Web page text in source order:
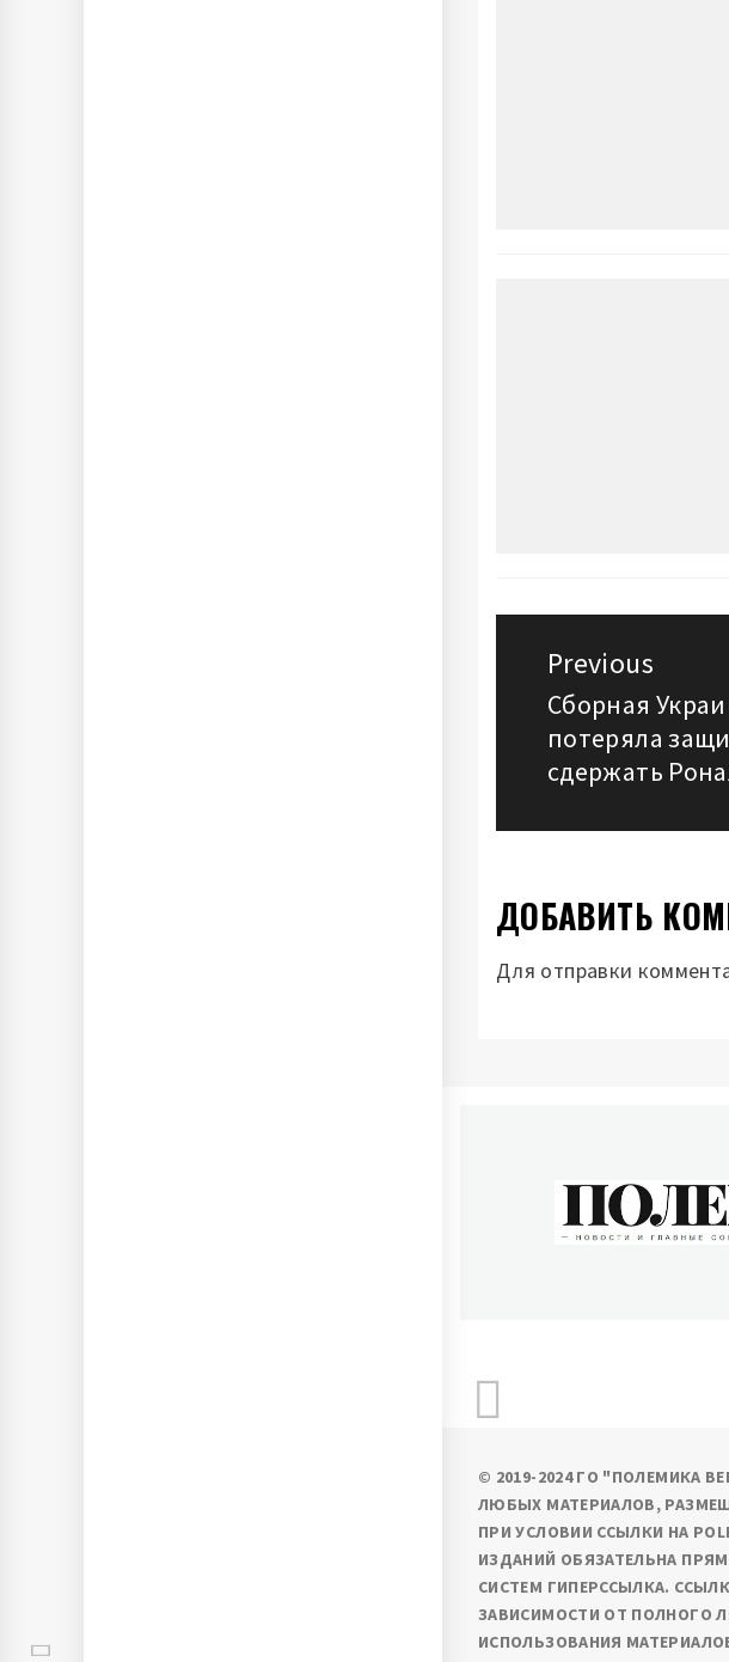
Навигация
записям
Previous
Previous
post:
Сборная
потеряла
сдержать
ДОБАВИТЬ
Для отправки
© 2019-2024 ГО "ПОЛЕМИКА
ЛЮБЫХ МАТЕРИАЛОВ,
ПРИ УСЛОВИИ ССЫЛКИ НА
ИЗДАНИЙ ОБЯЗАТЕЛЬНА
СИСТЕМ ГИПЕРССЫЛКА.
ЗАВИСИМОСТИ ОТ ПОЛНОГО
ИСПОЛЬЗОВАНИЯ